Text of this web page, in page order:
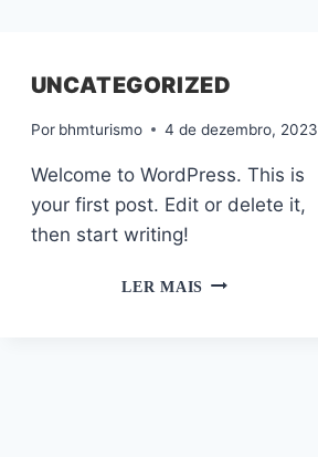
UNCATEGORIZED
Por bhmturismo 4 de dezembro, 2023
Welcome to WordPress. This is
your first post. Edit or delete it,
then start writing!
LER MAIS HELLO